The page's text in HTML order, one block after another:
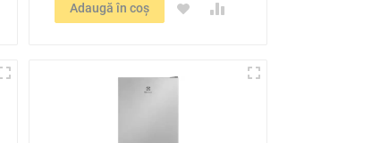
Adaugă în coș